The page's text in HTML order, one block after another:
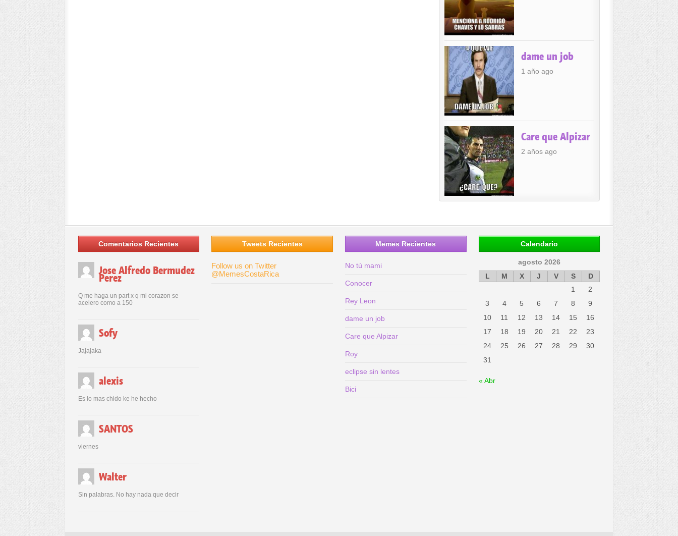
dame un job
1 año ago
Care que Alpizar
2 años ago
Comentarios Recientes
Jose Alfredo Bermudez
Perez
Q me haga un part x q mi corazon se
acelero como a 150
Sofy
Jajajaka
alexis
Es lo mas chido ke he hecho
SANTOS
viernes
Walter
Sin palabras. No hay nada que decir
Tweets Recientes
Follow us on Twitter
@MemesCostaRica
Memes Recientes
No tú mami
Conocer
Rey Leon
dame un job
Care que Alpizar
Roy
eclipse sin lentes
Bici
Calendario
agosto 2026
L
M X J V S
D
1
2
3
4 5 6 7 8
9
10
11 12 13 14 15
16
17
18 19 20 21 22
23
24
25 26 27 28 29
30
31
« Abr